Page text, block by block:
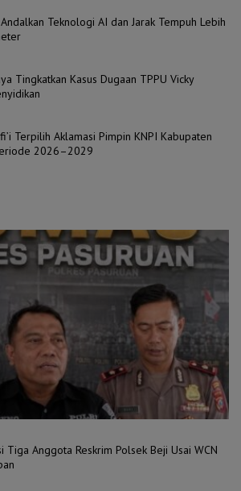
Teknologi AI dan Jarak Tempuh Lebih
Tingkatkan Kasus Dugaan TPPU Vicky
Terpilih Aklamasi Pimpin KNPI Kabupaten
2026–2029
Tiga Anggota Reskrim Polsek Beji Usai WCN